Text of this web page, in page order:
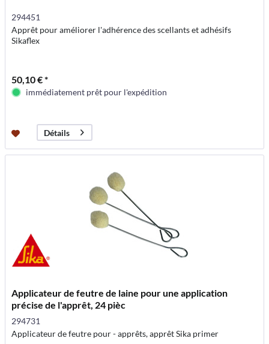
294451
Apprêt pour améliorer l'adhérence des scellants et adhésifs
Sikaflex
50,10 € *
immédiatement prêt pour l'expédition
Détails
Applicateur de feutre de laine pour une application
précise de l'apprêt, 24 pièc
294731
Applicateur de feutre pour - apprêts, apprêt Sika primer